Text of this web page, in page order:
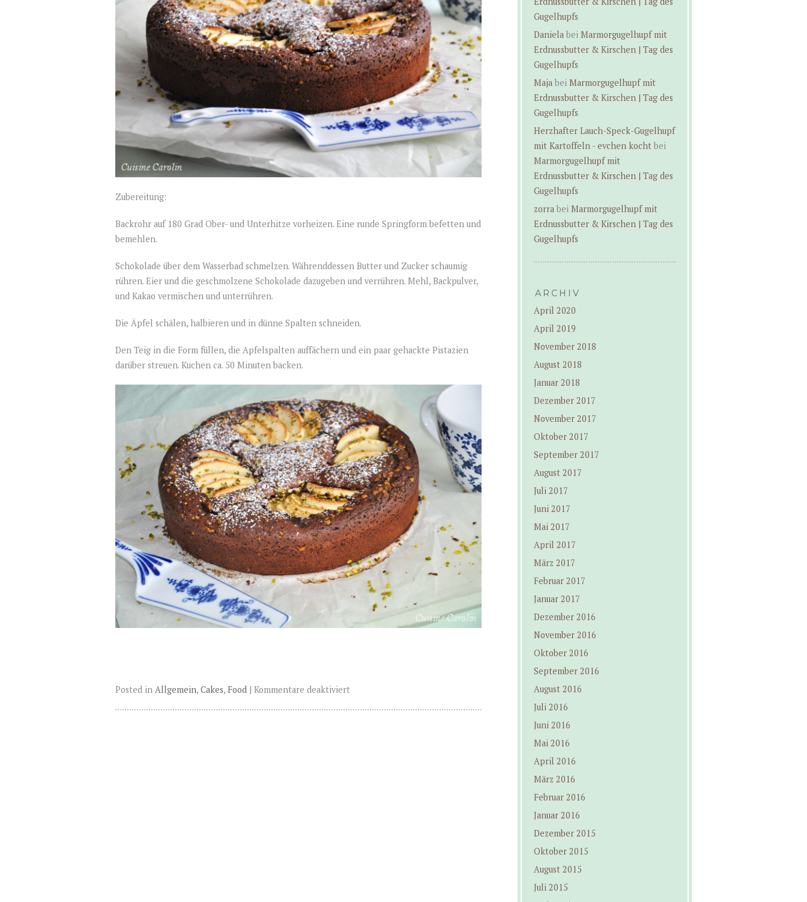
Zubereitung:
Backrohr auf 180 Grad Ober- und Unterhitze vorheizen. Eine runde Springform befetten und
bemehlen.
Schokolade über dem Wasserbad schmelzen. Währenddessen Butter und Zucker schaumig
rühren. Eier und die geschmolzene Schokolade dazugeben und verrühren. Mehl, Backpulver,
und Kakao vermischen und unterrühren.
Die Äpfel schälen, halbieren und in dünne Spalten schneiden.
Den Teig in die Form füllen, die Apfelspalten auffächern und ein paar gehackte Pistazien
darüber streuen. Kuchen ca. 50 Minuten backen.
Posted in Allgemein, Cakes, Food | Kommentare deaktiviert
Gugelhupfs
Daniela bei Marmorgugelhupf mit
Erdnussbutter & Kirschen | Tag des
Gugelhupfs
Maja bei Marmorgugelhupf mit
Erdnussbutter & Kirschen | Tag des
Gugelhupfs
Herzhafter Lauch-Speck-Gugelhupf
mit Kartoffeln - evchen kocht bei
Marmorgugelhupf mit
Erdnussbutter & Kirschen | Tag des
Gugelhupfs
zorra bei Marmorgugelhupf mit
Erdnussbutter & Kirschen | Tag des
Gugelhupfs
ARCHIV
April 2020
April 2019
November 2018
August 2018
Januar 2018
Dezember 2017
November 2017
Oktober 2017
September 2017
August 2017
Juli 2017
Juni 2017
Mai 2017
April 2017
März 2017
Februar 2017
Januar 2017
Dezember 2016
November 2016
Oktober 2016
September 2016
August 2016
Juli 2016
Juni 2016
Mai 2016
April 2016
März 2016
Februar 2016
Januar 2016
Dezember 2015
Oktober 2015
August 2015
Juli 2015